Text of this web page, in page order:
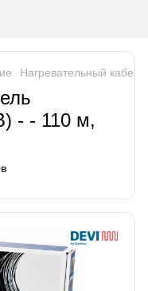
Нагревательный
- - 110 м,